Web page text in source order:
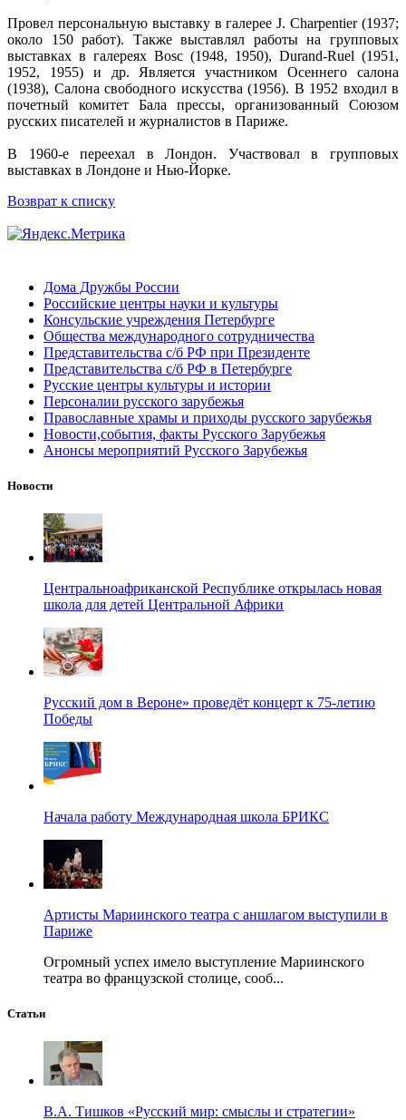
Провел персональную выставку в галерее J. Charpentier (1937;
около 150 работ). Также выставлял работы на групповых
выставках в галереях Bosc (1948, 1950), Durand-Ruel (1951,
1952, 1955) и др. Является участником Осеннего салона
(1938), Салона свободного искусства (1956). В 1952 входил в
почетный комитет Бала прессы, организованный Союзом
русских писателей и журналистов в Париже.
В 1960-е переехал в Лондон. Участвовал в групповых
выставках в Лондоне и Нью-Йорке.
Возврат к списку
Дома Дружбы России
Российские центры науки и культуры
Консульские учреждения Петербурге
Общества международного сотрудничества
Представительства с/б РФ при Президенте
Представительства с/б РФ в Петербурге
Русские центры культуры и истории
Персоналии русского зарубежья
Православные храмы и приходы русского зарубежья
Новости,события, факты Русского Зарубежья
Анонсы мероприятий Русского Зарубежья
Новости
Центральноафриканской Республике открылась новая
школа для детей Центральной Африки
Русский дом в Вероне» проведёт концерт к 75-летию
Победы
Начала работу Международная школа БРИКС
Артисты Мариинского театра с аншлагом выступили в
Париже
Огромный успех имело выступление Мариинского
театра во французской столице, сооб...
Статьи
В.А. Тишков «Русский мир: смыслы и стратегии»